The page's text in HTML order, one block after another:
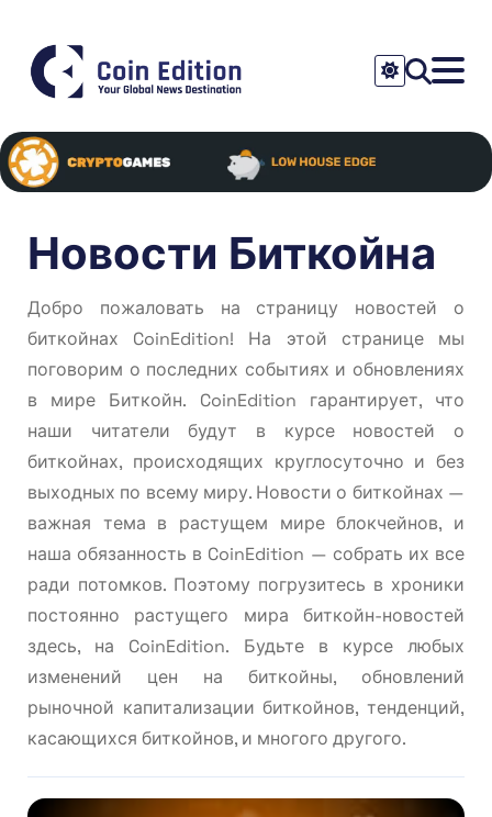
Новости Биткойна
Добро пожаловать на страницу новостей о
биткойнах CoinEdition! На этой странице мы
поговорим о последних событиях и обновлениях
в мире Биткойн. CoinEdition гарантирует, что
наши читатели будут в курсе новостей о
биткойнах, происходящих круглосуточно и без
выходных по всему миру. Новости о биткойнах —
важная тема в растущем мире блокчейнов, и
наша обязанность в CoinEdition — собрать их все
ради потомков. Поэтому погрузитесь в хроники
постоянно растущего мира биткойн-новостей
здесь, на CoinEdition. Будьте в курсе любых
изменений цен на биткойны, обновлений
рыночной капитализации биткойнов, тенденций,
касающихся биткойнов, и многого другого.